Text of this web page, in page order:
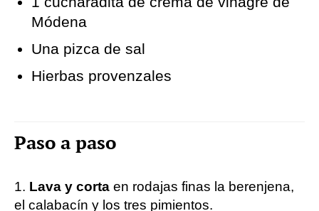
Módena
Una pizca de sal
Hierbas provenzales
Paso a paso
1. Lava y corta en rodajas finas la berenjena,
el calabacín y los tres pimientos.